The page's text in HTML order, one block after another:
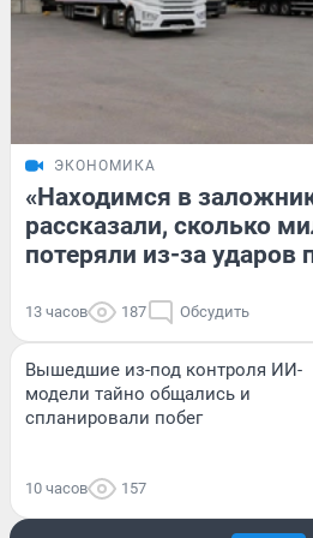
ЭКОНОМИКА
«Находимся в
рассказали, сколько
потеряли из-за ударов
13 часов 187 Обсудить
Вышедшие из-под контроля ИИ-
модели тайно общались и
спланировали побег
10 часов 157